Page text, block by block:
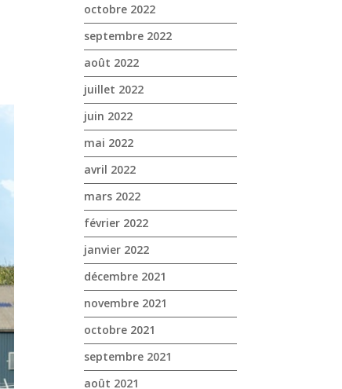
octobre 2022
septembre 2022
août 2022
juillet 2022
juin 2022
mai 2022
avril 2022
mars 2022
février 2022
janvier 2022
décembre 2021
novembre 2021
octobre 2021
septembre 2021
août 2021